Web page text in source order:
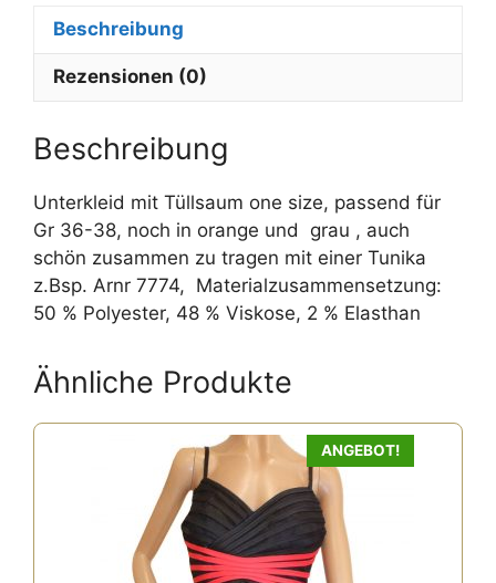
Beschreibung
Rezensionen (0)
Beschreibung
Unterkleid mit Tüllsaum one size, passend für
Gr 36-38, noch in orange und grau , auch
schön zusammen zu tragen mit einer Tunika
z.Bsp. Arnr 7774, Materialzusammensetzung:
50 % Polyester, 48 % Viskose, 2 % Elasthan
Ähnliche Produkte
ANGEBOT!